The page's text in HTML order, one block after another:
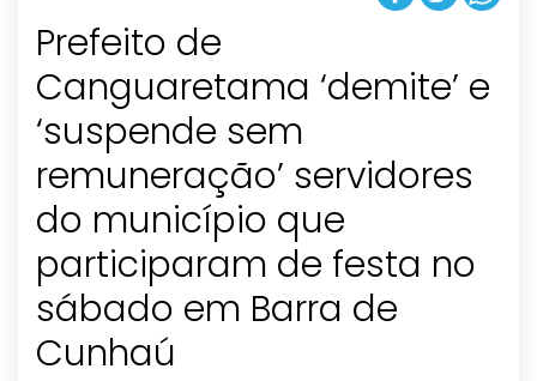
Prefeito de
Canguaretama ‘demite’ e
‘suspende sem
remuneração’ servidores
do município que
participaram de festa no
sábado em Barra de
Cunhaú